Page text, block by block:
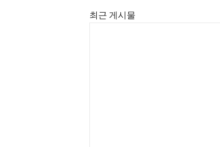
최근 게시물